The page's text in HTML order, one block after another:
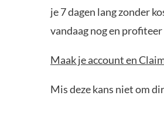
je 7 dagen lang zonder
vandaag nog en
Maak je account en
Mis deze kans niet om